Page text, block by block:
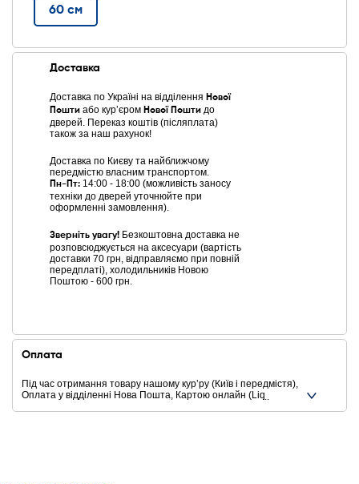
60 см
Доставка
Доставка по Україні на відділення Нової
Пошти або курʼєром Нової Пошти до
дверей. Переказ коштів (післяплата)
також за наш рахунок!
Доставка по Києву та найближчому
передмістю власним транспортом.
Пн-Пт: 14:00 - 18:00 (можливість заносу
техніки до дверей уточнюйте при
оформленні замовлення).
Зверніть увагу! Безкоштовна доставка не
розповсюджується на аксесуари (вартість
доставки 70 грн, відправляємо при повній
передплаті), холодильників Новою
Поштою - 600 грн.
Оплата
Під час отримання товару нашому курʼру (Київ і передмістя),
Оплата у відділенні Нова Пошта, Картою онлайн (Liqpay,